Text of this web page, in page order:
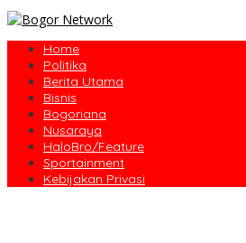
Home
Politika
Berita Utama
Bisnis
Bogoriana
Nusaraya
HaloBro/Feature
Sportainment
Kebijakan Privasi